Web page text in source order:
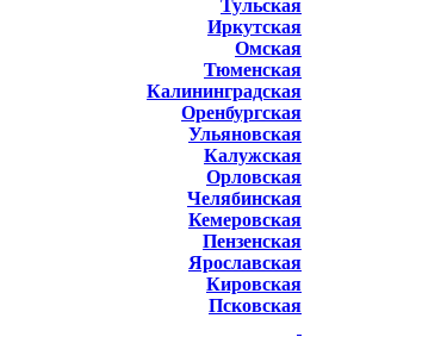
Тульская
Иркутская
Омская
Тюменская
Калининградская
Оренбургская
Ульяновская
Калужская
Орловская
Челябинская
Кемеровская
Пензенская
Ярославская
Кировская
Псковская